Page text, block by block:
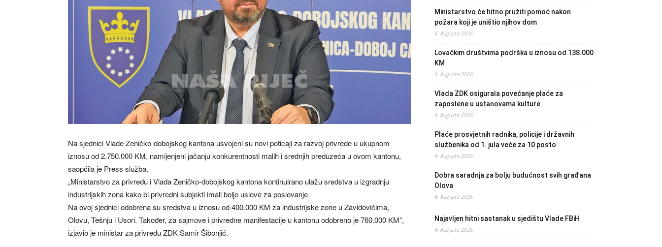
Na sjednici Vlade Zeničko-dobojskog kantona usvojeni su novi poticaji za razvoj privrede u ukupnom
iznosu od 2.750.000 KM, namijenjeni jačanju konkurentnosti malih i srednjih preduzeća u ovom kantonu,
saopćila je Press služba.
„Ministarstvo za privredu i Vlada Zeničko-dobojskog kantona kontinuirano ulažu sredstva u izgradnju
industrijskih zona kako bi privredni subjekti imali bolje uslove za poslovanje.
Na ovoj sjednici odobrena su sredstva u iznosu od 400.000 KM za industrijske zone u Zavidovićima,
Olovu, Tešnju i Usori. Također, za sajmove i privredne manifestacije u kantonu odobreno je 760.000 KM”,
izjavio je ministar za privredu ZDK Samir Šibonjić.
Ministarstvo će hitno pružiti pomoć nakon
požara koji je uništio njihov dom
4. Augusta 2026.
Lovačkim društvima podrška u iznosu od 138.000
KM
4. Augusta 2026.
Vlada ZDK osigurala povećanje plaće za
zaposlene u ustanovama kulture
4. Augusta 2026.
Plaće prosvjetnih radnika, policije i državnih
službenika od 1. jula veće za 10 posto
4. Augusta 2026.
Dobra saradnja za bolju budućnost svih građana
Olova
4. Augusta 2026.
Najavljen hitni sastanak u sjedištu Vlade FBiH
4. Augusta 2026.